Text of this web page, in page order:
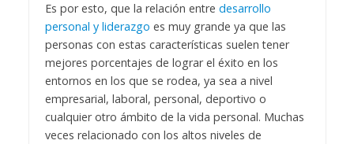
Es por esto, que la relación entre desarrollo
personal y liderazgo es muy grande ya que las
personas con estas características suelen tener
mejores porcentajes de lograr el éxito en los
entornos en los que se rodea, ya sea a nivel
empresarial, laboral, personal, deportivo o
cualquier otro ámbito de la vida personal. Muchas
veces relacionado con los altos niveles de